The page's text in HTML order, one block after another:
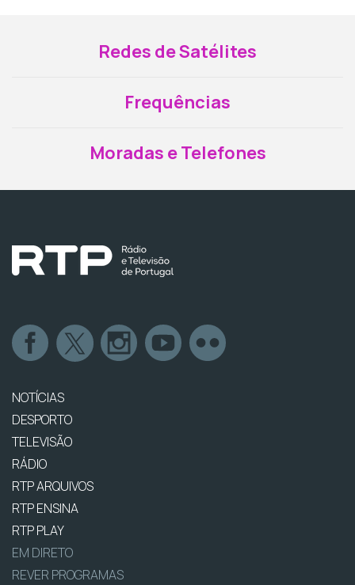
Redes de Satélites
Frequências
Moradas e Telefones
NOTÍCIAS
DESPORTO
TELEVISÃO
RÁDIO
RTP ARQUIVOS
RTP ENSINA
RTP PLAY
EM DIRETO
REVER PROGRAMAS